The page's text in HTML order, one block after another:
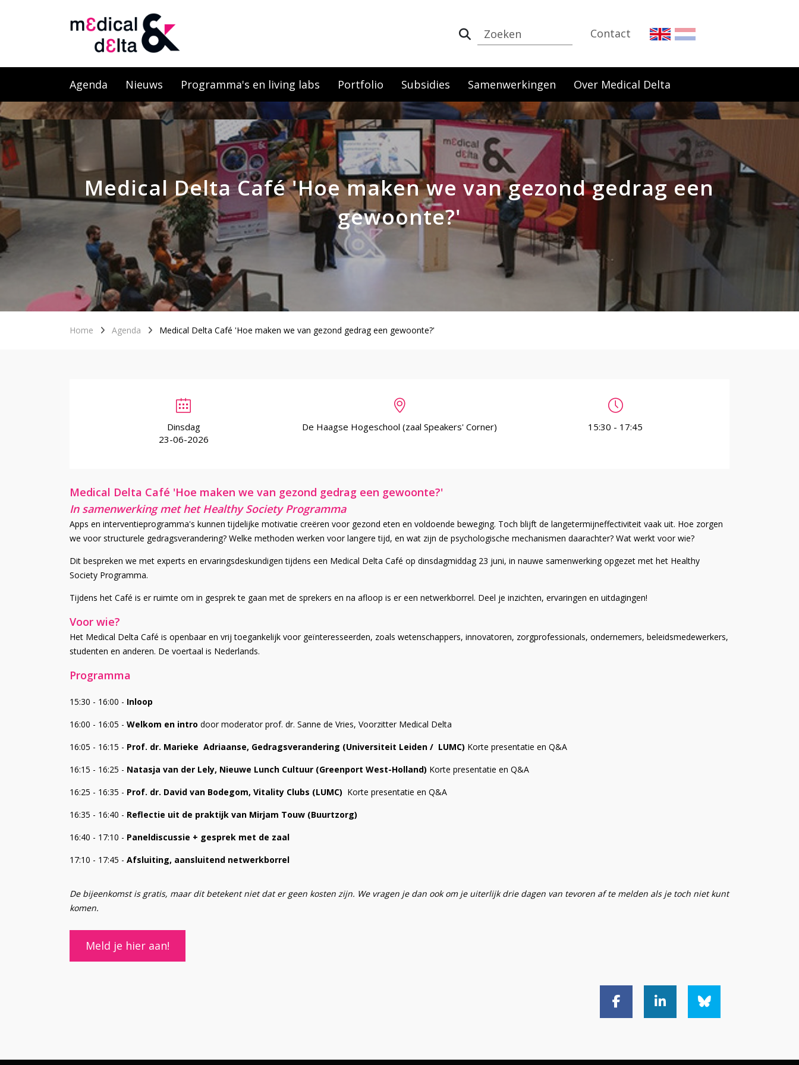
Contact
Agenda Nieuws Programma's en living labs Portfolio Subsidies Samenwerkingen Over Medical Delta
Medical Delta Café 'Hoe maken we van gezond gedrag een
gewoonte?'
Home Agenda Medical Delta Café 'Hoe maken we van gezond gedrag een gewoonte?'
Dinsdag
23-06-2026
De Haagse Hogeschool (zaal Speakers' Corner) 15:30 - 17:45
Medical Delta Café 'Hoe maken we van gezond gedrag een gewoonte?'
In samenwerking met het Healthy Society Programma
Apps en interventieprogramma's kunnen tijdelijke motivatie creëren voor gezond eten en voldoende beweging. Toch blijft de langetermijneffectiviteit vaak uit. Hoe zorgen
we voor structurele gedragsverandering? Welke methoden werken voor langere tijd, en wat zijn de psychologische mechanismen daarachter? Wat werkt voor wie?
Dit bespreken we met experts en ervaringsdeskundigen tijdens een Medical Delta Café op dinsdagmiddag 23 juni, in nauwe samenwerking opgezet met het Healthy
Society Programma.
Tijdens het Café is er ruimte om in gesprek te gaan met de sprekers en na afloop is er een netwerkborrel. Deel je inzichten, ervaringen en uitdagingen!
Voor wie?
Het Medical Delta Café is openbaar en vrij toegankelijk voor geïnteresseerden, zoals wetenschappers, innovatoren, zorgprofessionals, ondernemers, beleidsmedewerkers,
studenten en anderen. De voertaal is Nederlands.
Programma
15:30 - 16:00 - Inloop
16:00 - 16:05 - Welkom en intro door moderator prof. dr. Sanne de Vries, Voorzitter Medical Delta
16:05 - 16:15 - Prof. dr. Marieke Adriaanse, Gedragsverandering (Universiteit Leiden / LUMC) Korte presentatie en Q&A
16:15 - 16:25 - Natasja van der Lely, Nieuwe Lunch Cultuur (Greenport West-Holland) Korte presentatie en Q&A
16:25 - 16:35 - Prof. dr. David van Bodegom, Vitality Clubs (LUMC) Korte presentatie en Q&A
16:35 - 16:40 - Reflectie uit de praktijk van Mirjam Touw (Buurtzorg)
16:40 - 17:10 - Paneldiscussie + gesprek met de zaal
17:10 - 17:45 - Afsluiting, aansluitend netwerkborrel
De bijeenkomst is gratis, maar dit betekent niet dat er geen kosten zijn. We vragen je dan ook om je uiterlijk drie dagen van tevoren af te melden als je toch niet kunt
komen.
Meld je hier aan!